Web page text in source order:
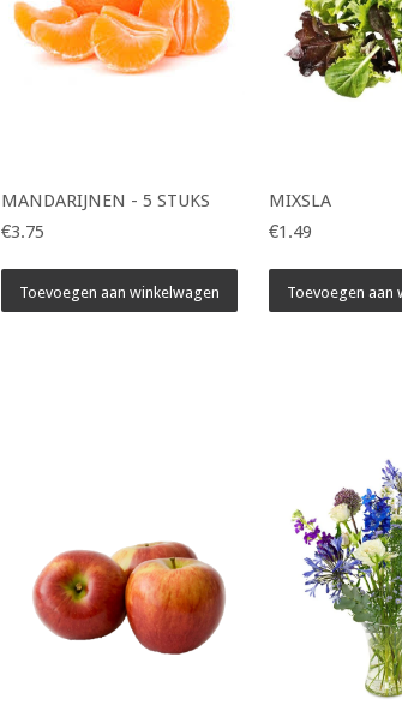
MANDARIJNEN - 5 STUKS
€3.75
Toevoegen aan winkelwagen
MIXSLA
€1.49
Toevoegen aan